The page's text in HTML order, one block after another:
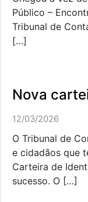
Público –
Tribunal de
[…]
Nova
12/03/2026
O Tribunal de
e cidadãos que
Carteira de
sucesso. O […]